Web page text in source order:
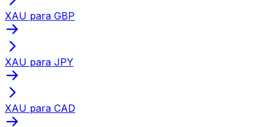
XAU para GBP
XAU para JPY
XAU para CAD